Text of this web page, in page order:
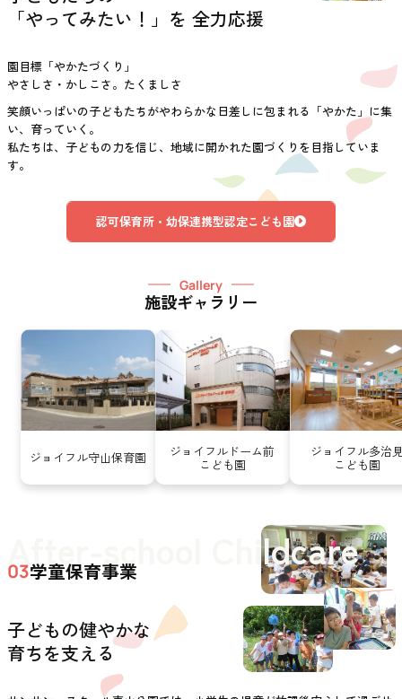
「やってみたい！」を 全力応援
園目標「やかたづくり」
やさしさ・かしこさ。たくましさ
笑顔いっぱいの子どもたちがやわらかな日差しに包まれる「やかた」に集
い、育っていく。
私たちは、子どもの力を信じ、地域に開かれた園づくりを目指していま
す。
認可保育所・幼保連携型認定こども園
Gallery
施設ギャラリー
ジョイフル守山保育園 ジョイフルドーム前
こども園
ジョイフル多治
こども園
After-school Childcare
03学童保育事業
子どもの健やかな
育ちを支える